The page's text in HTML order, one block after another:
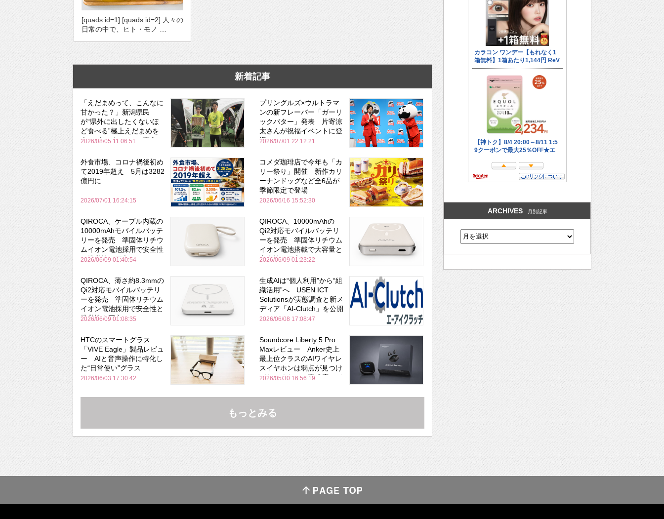
[quads id=1] [quads id=2] 人々の
日常の中で、ヒト・モノ …
新着記事
「えだまめって、こんなに
甘かった？」新潟県民
が“県外に出したくないほ
ど食べる”極上えだまめを
森のビアガーデンで実食
2026/08/05 11:06:51
プリングルズ×ウルトラマ
ンの新フレーバー「ガーリ
ックバター」発表 片寄涼
太さんが祝福イベントに登
場
2026/07/01 22:12:21
外食市場、コロナ禍後初め
て2019年超え 5月は3282
億円に
2026/07/01 16:24:15
コメダ珈琲店で今年も「カ
リー祭り」開催 新作カリ
ーナンドッグなど全6品が
季節限定で登場
2026/06/16 15:52:30
QIROCA、ケーブル内蔵の
10000mAhモバイルバッテ
リーを発売 準固体リチウ
ムイオン電池採用で安全性
と携帯性を両立
2026/06/09 01:40:54
QIROCA、10000mAhの
Qi2対応モバイルバッテリ
ーを発売 準固体リチウム
イオン電池搭載で大容量と
安全性を両立
2026/06/09 01:23:22
QIROCA、薄さ約8.3mmの
Qi2対応モバイルバッテリ
ーを発売 準固体リチウム
イオン電池採用で安全性と
携帯性を両立
2026/06/09 01:08:35
生成AIは“個人利用”から“組
織活用”へ USEN ICT
Solutionsが実態調査と新メ
ディア「AI-Clutch」を公開
2026/06/08 17:08:47
HTCのスマートグラス
「VIVE Eagle」製品レビュ
ー AIと音声操作に特化し
た“日常使い”グラス
2026/06/03 17:30:42
Soundcore Liberty 5 Pro
Maxレビュー Anker史上
最上位クラスのAIワイヤレ
スイヤホンは弱点が見つけ
づらいくらいの完成度にび
Bose並み
2026/05/30 16:56:19
もっとみる
ARCHIVES 月別記事